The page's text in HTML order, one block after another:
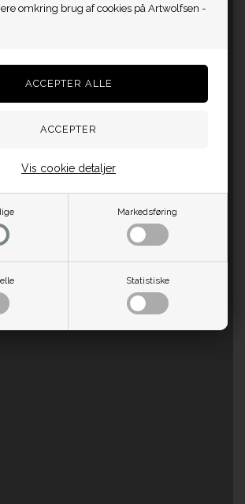
omkring brug af cookies på Artwolfsen -
Markedsføring
Statistiske
Vis cookie detaljer